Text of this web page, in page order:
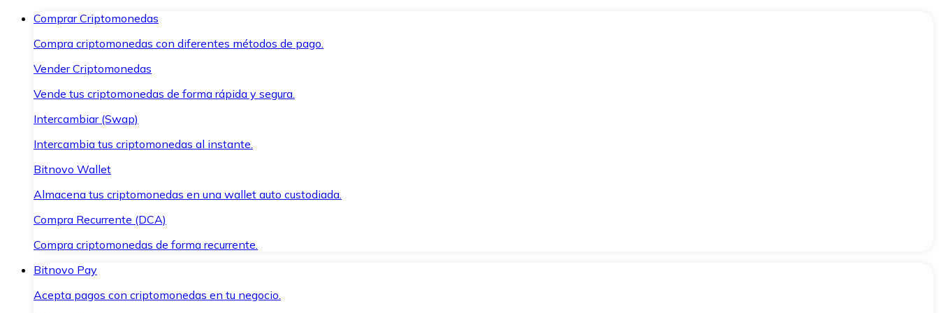
Comprar Criptomonedas
Compra criptomonedas con diferentes métodos de pago.
Vender Criptomonedas
Vende tus criptomonedas de forma rápida y segura.
Intercambiar (Swap)
Intercambia tus criptomonedas al instante.
Bitnovo Wallet
Almacena tus criptomonedas en una wallet auto custodiada.
Compra Recurrente (DCA)
Compra criptomonedas de forma recurrente.
Bitnovo Pay
Acepta pagos con criptomonedas en tu negocio.